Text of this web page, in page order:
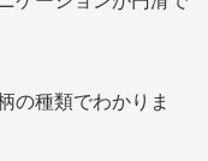
の種類でわかりま